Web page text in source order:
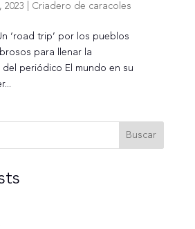
2023 Criadero de caracoles
‘road trip’ por los pueblos
para llenar la
periódico El mundo en su
Buscar